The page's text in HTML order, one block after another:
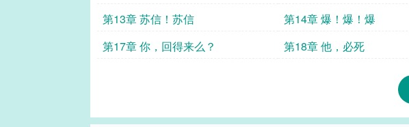
第13章 苏信！苏信
第14章 爆！爆！爆
第17章 你，回得来么？
第18章 他，必死